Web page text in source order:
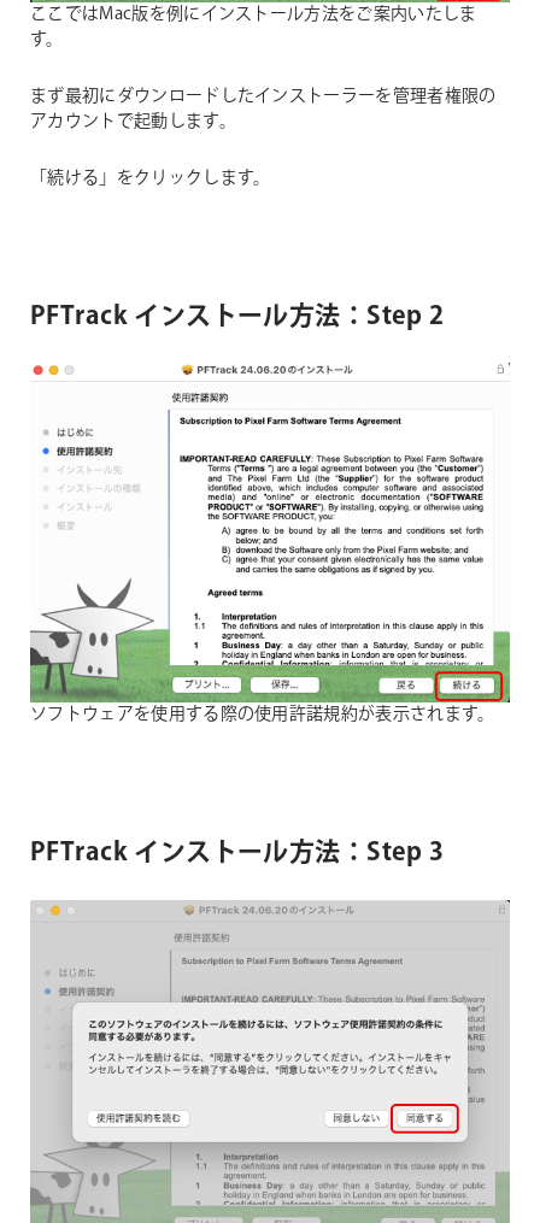
ここではMac版を例にインストール方法をご案内いたしま
す。
まず最初にダウンロードしたインストーラーを管理者権限の
アカウントで起動します。
「続ける」をクリックします。
PFTrack インストール方法：Step 2
ソフトウェアを使用する際の使用許諾規約が表示されます。
PFTrack インストール方法：Step 3